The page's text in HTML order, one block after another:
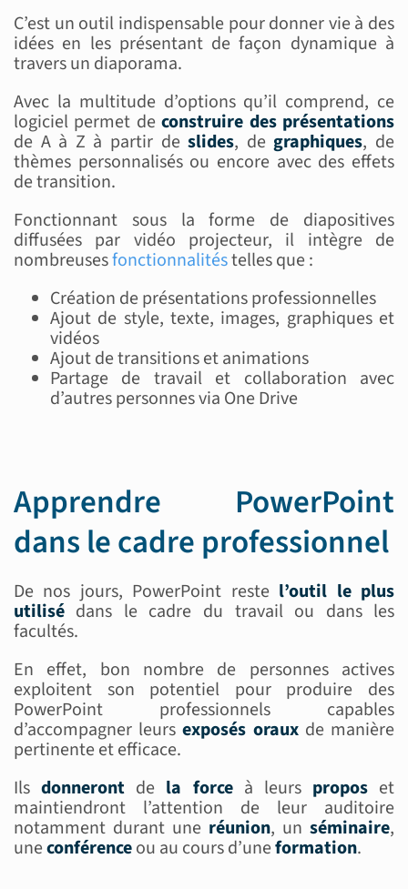
C’est un outil indispensable pour donner vie à des
idées en les présentant de façon dynamique à
travers un diaporama.
Avec la multitude d’options qu’il comprend, ce
logiciel permet deconstruire des présentations
de A à Z à partir deslides, degraphiques, de
thèmes personnalisés ou encore avec des effets
de transition.
Fonctionnant sous la forme de diapositives
diffusées par vidéo projecteur, il intègre de
nombreusesfonctionnalitéstelles que :
Création de présentations professionnelles
Ajout de style, texte, images, graphiques et
vidéos
Ajout de transitions et animations
Partage de travail et collaboration avec
d’autres personnes via One Drive
Apprendre PowerPoint
dans le cadre professionnel
De nos jours, PowerPoint reste l’outil le plus
utilisédans le cadre du travail ou dans les
facultés.
En effet, bon nombre de personnes actives
exploitent son potentiel pour produire des
PowerPoint professionnels capables
d’accompagner leursexposés orauxde manière
pertinente et efficace.
Ilsdonneront de la forceà leurs proposet
maintiendront l’attention de leur auditoire
notamment durant une réunion, unséminaire,
uneconférenceou au cours d’uneformation.